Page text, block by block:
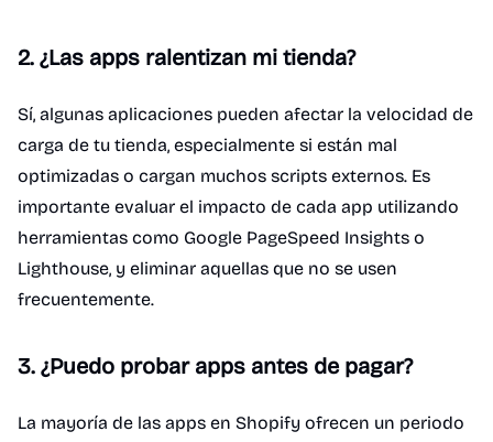
2. ¿Las apps ralentizan mi tienda?
Sí, algunas aplicaciones pueden afectar la velocidad de
carga de tu tienda, especialmente si están mal
optimizadas o cargan muchos scripts externos. Es
importante evaluar el impacto de cada app utilizando
herramientas como Google PageSpeed Insights o
Lighthouse, y eliminar aquellas que no se usen
frecuentemente.
3. ¿Puedo probar apps antes de pagar?
La mayoría de las apps en Shopify ofrecen un periodo